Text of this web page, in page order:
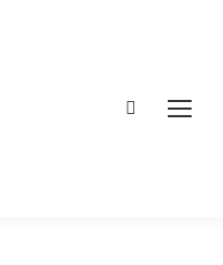
Search: